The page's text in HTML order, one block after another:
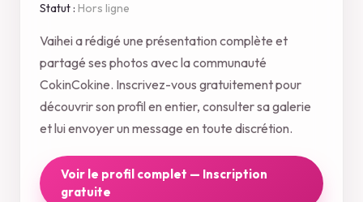
Statut : Hors ligne
Vaihei a rédigé une présentation complète et
partagé ses photos avec la communauté
CokinCokine. Inscrivez-vous gratuitement pour
découvrir son profil en entier, consulter sa galerie
et lui envoyer un message en toute discrétion.
Voir le profil complet — Inscription
gratuite